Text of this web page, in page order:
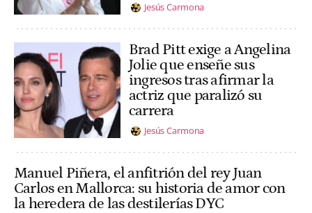
Jesús Carmona
Brad Pitt exige a Angelina
Jolie que enseñe sus
ingresos tras afirmar la
actriz que paralizó su
carrera
Jesús Carmona
Manuel Piñera, el anfitrión del rey Juan
Carlos en Mallorca: su historia de amor con
la heredera de las destilerías DYC